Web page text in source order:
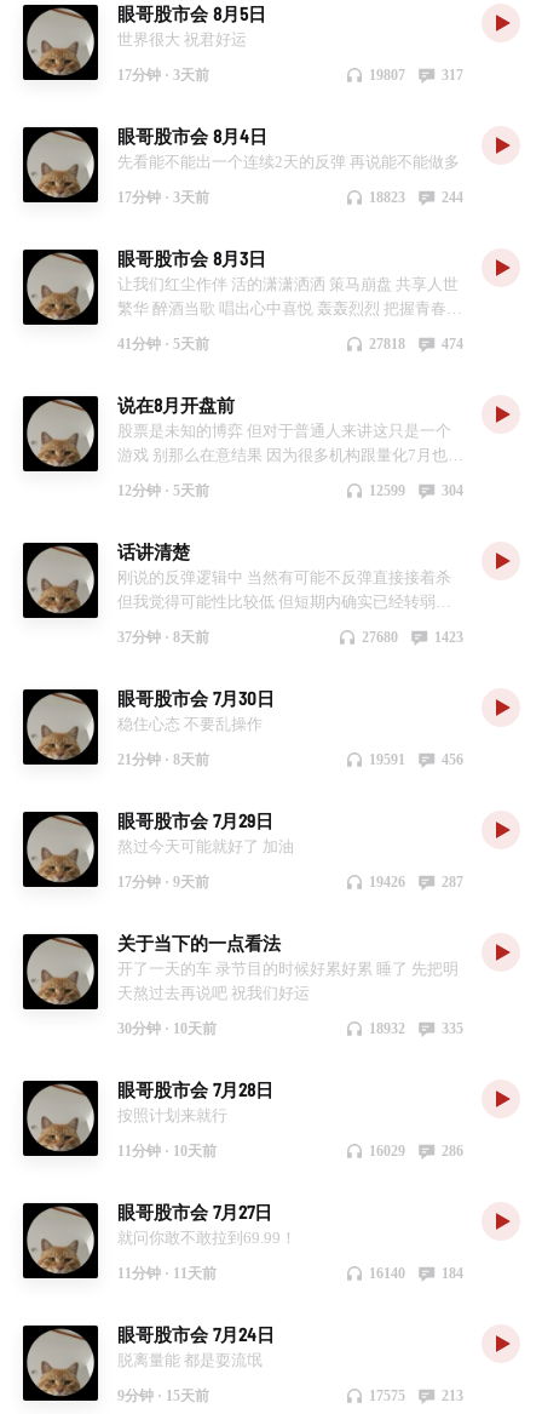
眼哥股市会 8月5日
世界很大 祝君好运
17分钟 · 3天前 19807 317
眼哥股市会 8月4日
先看能不能出一个连续2天的反弹 再说能不能做多
17分钟 · 3天前 18823 244
眼哥股市会 8月3日
让我们红尘作伴 活的潇潇洒洒 策马崩盘 共享人世
繁华 醉酒当歌 唱出心中喜悦 轰轰烈烈 把握青春年
41分钟 · 5天前 27818 474
说在8月开盘前
股票是未知的博弈 但对于普通人来讲这只是一个
游戏 别那么在意结果 因为很多机构跟量化7月也被
随时都为你打开 至少现在要离开 每天都可以走 而
只能说一定要苦练"杀敌本领" 每一次的学费都不要
白交 每一次的痛苦都会让你更加强大！ 祝我们好
运 8月应该比7月好 但谁又能知道呢 哈哈哈哈哈哈
12分钟 · 5天前 12599 304
话讲清楚
刚说的反弹逻辑中 当然有可能不反弹直接接着杀
但我觉得可能性比较低 但短期内确实已经转弱了
很陪大家走过这么久 无论你是否决定继续 眼哥都
37分钟 · 8天前 27680 1423
眼哥股市会 7月30日
稳住心态 不要乱操作
21分钟 · 8天前 19591 456
眼哥股市会 7月29日
熬过今天可能就好了 加油
17分钟 · 9天前 19426 287
关于当下的一点看法
开了一天的车 录节目的时候好累好累 睡了 先把明
天熬过去再说吧 祝我们好运
30分钟 · 10天前 18932 335
眼哥股市会 7月28日
按照计划来就行
11分钟 · 10天前 16029 286
眼哥股市会 7月27日
就问你敢不敢拉到69.99！
11分钟 · 11天前 16140 184
眼哥股市会 7月24日
脱离量能 都是耍流氓
9分钟 · 15天前 17575 213